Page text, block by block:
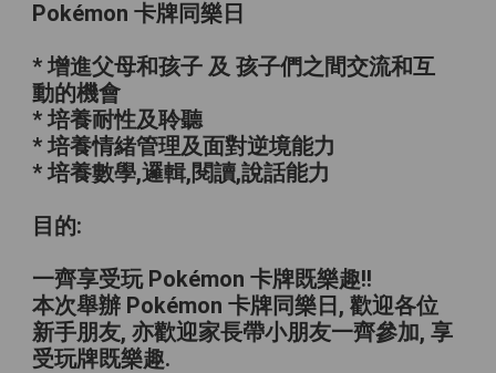
Pokémon 卡牌同樂日
* 增進父母和孩子 及 孩子們之間交流和互
動的機會
* 培養耐性及聆聽
* 培養情緒管理及面對逆境能力
* 培養數學,邏輯,閱讀,說話能力
目的:
一齊享受玩 Pokémon 卡牌既樂趣!!
本次舉辦 Pokémon 卡牌同樂日, 歡迎各位
新手朋友, 亦歡迎家長帶小朋友一齊參加, 享
受玩牌既樂趣.